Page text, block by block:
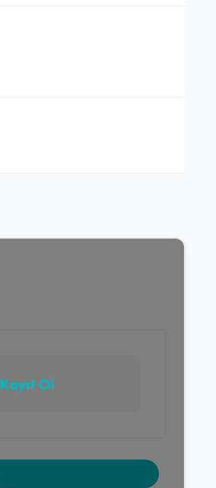
Kayıt Ol